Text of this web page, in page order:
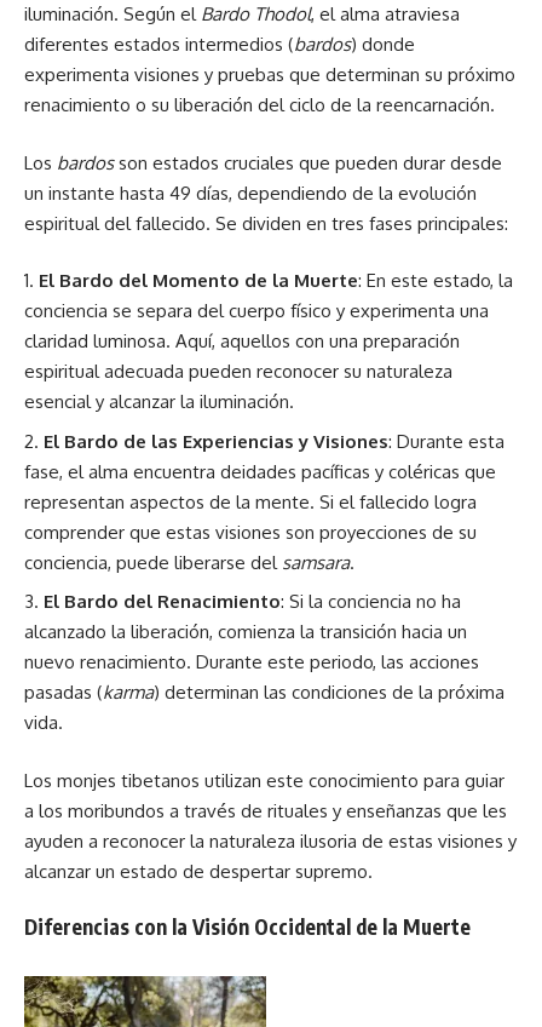
iluminación. Según el Bardo Thodol, el alma atraviesa
diferentes estados intermedios (bardos) donde
experimenta visiones y pruebas que determinan su próximo
renacimiento o su liberación del ciclo de la reencarnación.
Los bardosson estados cruciales que pueden durar desde
un instante hasta 49 días, dependiendo de la evolución
espiritual del fallecido. Se dividen en tres fases principales:
El Bardo del Momento de la Muerte: En este estado, la
conciencia se separa del cuerpo físico y experimenta una
claridad luminosa. Aquí, aquellos con una preparación
espiritual adecuada pueden reconocer su naturaleza
esencial y alcanzar la iluminación.
El Bardo de las Experiencias y Visiones: Durante esta
fase, el alma encuentra deidades pacíficas y coléricas que
representan aspectos de la mente. Si el fallecido logra
comprender que estas visiones son proyecciones de su
conciencia, puede liberarse del samsara.
El Bardo del Renacimiento: Si la conciencia no ha
alcanzado la liberación, comienza la transición hacia un
nuevo renacimiento. Durante este periodo, las acciones
pasadas (karma) determinan las condiciones de la próxima
vida.
Los monjes tibetanos utilizan este conocimiento para guiar
a los moribundos a través de rituales y enseñanzas que les
ayuden a reconocer la naturaleza ilusoria de estas visiones y
alcanzar un estado de despertar supremo.
Diferencias con la Visión Occidental de la Muerte